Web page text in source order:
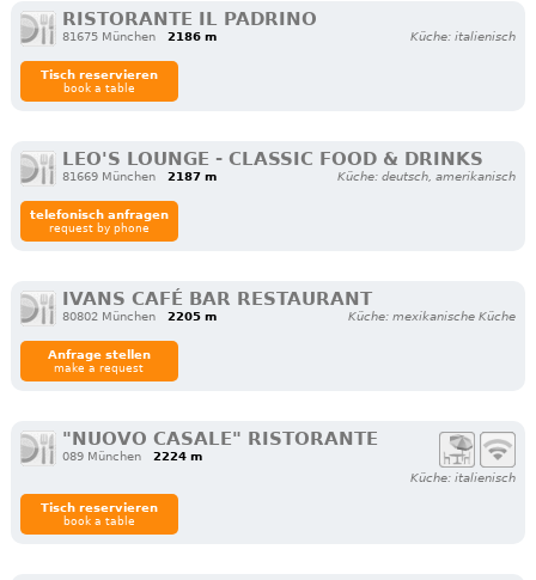
RISTORANTE IL PADRINO
81675 München 2186 m Küche: italienisch
Tisch reservieren
book a table
LEO'S LOUNGE - CLASSIC FOOD & DRINKS
81669 München 2187 m Küche: deutsch, amerikanisch
telefonisch anfragen
request by phone
IVANS CAFÉ BAR RESTAURANT
80802 München 2205 m Küche: mexikanische Küche
Anfrage stellen
make a request
"NUOVO CASALE" RISTORANTE
089 München
2224 m
Küche: italienisch
Tisch reservieren
book a table